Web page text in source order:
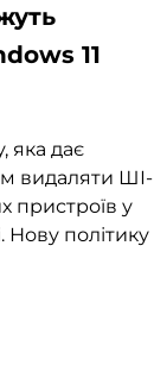
11
яка дає
видаляти ШІ-
пристроїв у
політику